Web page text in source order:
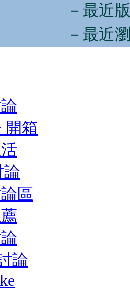
－最近
－最近
開箱
論
區
論